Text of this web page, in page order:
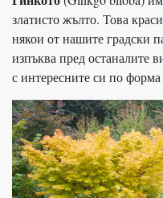
златисто жълто. Това
някои от нашите градски
изпъква пред останалите
с интересните си по